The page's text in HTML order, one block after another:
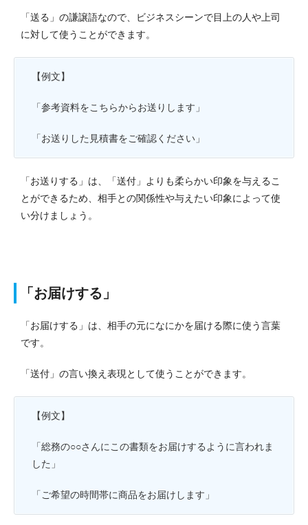
「送る」の謙譲語なので、ビジネスシーンで目上の人や上司
に対して使うことができます。
【例文】
「参考資料をこちらからお送りします」
「お送りした見積書をご確認ください」
「お送りする」は、「送付」よりも柔らかい印象を与えるこ
とができるため、相手との関係性や与えたい印象によって使
い分けましょう。
「お届けする」
「お届けする」は、相手の元になにかを届ける際に使う言葉
です。
「送付」の言い換え表現として使うことができます。
【例文】
「総務の○○さんにこの書類をお届けするように言われま
した」
「ご希望の時間帯に商品をお届けします」